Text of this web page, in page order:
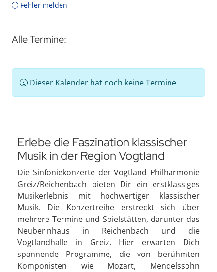
Fehler melden
Alle Termine:
Dieser Kalender hat noch keine Termine.
Erlebe die Faszination klassischer
Musik in der Region Vogtland
Die Sinfoniekonzerte der Vogtland Philharmonie
Greiz/Reichenbach bieten Dir ein erstklassiges
Musikerlebnis mit hochwertiger klassischer
Musik. Die Konzertreihe erstreckt sich über
mehrere Termine und Spielstätten, darunter das
Neuberinhaus in Reichenbach und die
Vogtlandhalle in Greiz. Hier erwarten Dich
spannende Programme, die von berühmten
Komponisten wie Mozart, Mendelssohn